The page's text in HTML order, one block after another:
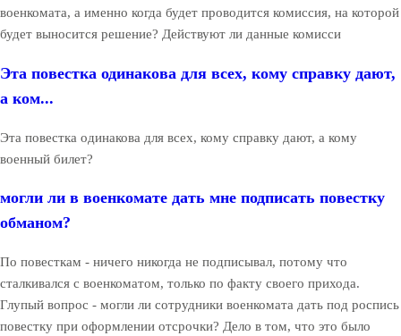
военкомата, а именно когда будет проводится комиссия, на которой
будет выносится решение? Действуют ли данные комисси
Эта повестка одинакова для всех, кому справку дают,
а ком...
Эта повестка одинакова для всех, кому справку дают, а кому
военный билет?
могли ли в военкомате дать мне подписать повестку
обманом?
По повесткам - ничего никогда не подписывал, потому что
сталкивался с военкоматом, только по факту своего прихода.
Глупый вопрос - могли ли сотрудники военкомата дать под роспись
повестку при оформлении отсрочки? Дело в том, что это было